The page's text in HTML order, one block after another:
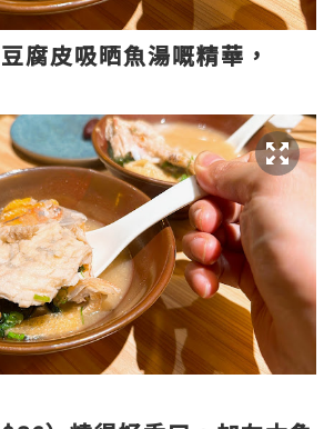
腐皮吸晒魚湯嘅精華，